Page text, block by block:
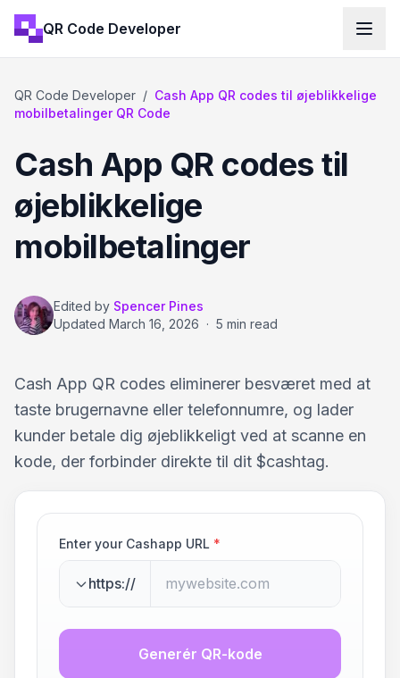
QR Code Developer
QR Code Developer / Cash App QR codes til øjeblikkelige
mobilbetalinger QR Code
Cash App QR codes til
øjeblikkelige
mobilbetalinger
Edited by Spencer Pines
Updated March 16, 2026 · 5 min read
Cash App QR codes eliminerer besværet med at
taste brugernavne eller telefonnumre, og lader
kunder betale dig øjeblikkeligt ved at scanne en
kode, der forbinder direkte til dit $cashtag.
Enter your Cashapp URL *
https://
Generér QR-kode